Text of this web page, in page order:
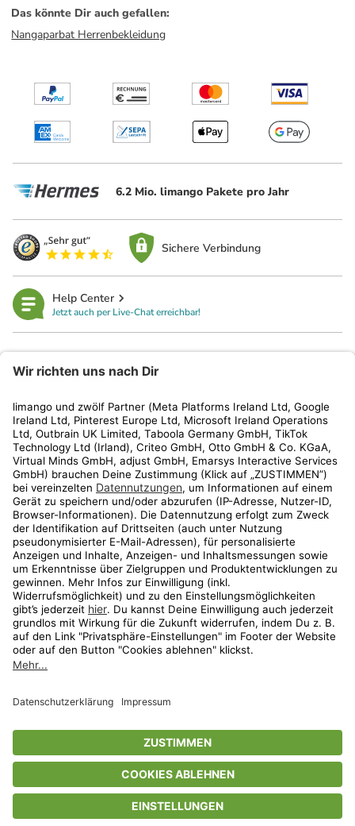
Das könnte Dir auch gefallen:
Nangaparbat Herrenbekleidung
6.2 Mio. limango Pakete pro Jahr
Sichere Verbindung
Help Center
Jetzt auch per Live-Chat erreichbar!
Kundenservice
Shop
Aktionen
Travel
* Streichpreise entsprechen der unverbindlichen Preisempfehlung des
Herstellers. Prozentangaben beziehen sich auf den Streichpreis.
Freunde-Aktionen findest Du unterwww.limango.de/einladen
ᵇ Gilt nur für von limango versandte Ware (nicht für von Partnern versandte
Ware und Travel).